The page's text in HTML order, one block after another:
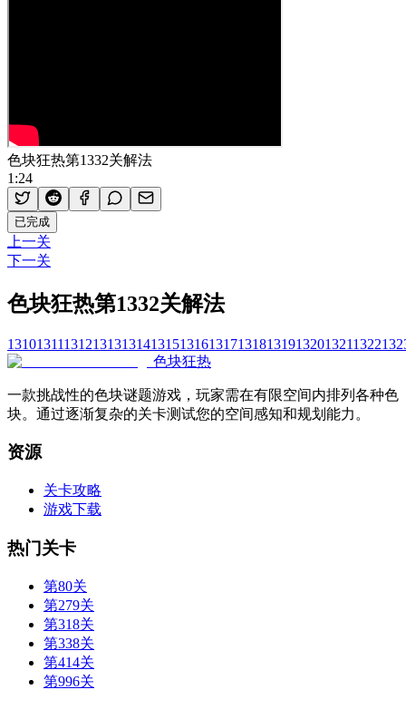
色块狂热第1332关解法
1:24
已完成
上一关
下一关
色块狂热第1332关解法
1310131113121313131413151316131713181319132013211322
色块狂热
一款挑战性的色块谜题游戏，玩家需在有限空间内排列各种色
块。通过逐渐复杂的关卡测试您的空间感知和规划能力。
资源
关卡攻略
游戏下载
热门关卡
第80关
第279关
第318关
第338关
第414关
第996关